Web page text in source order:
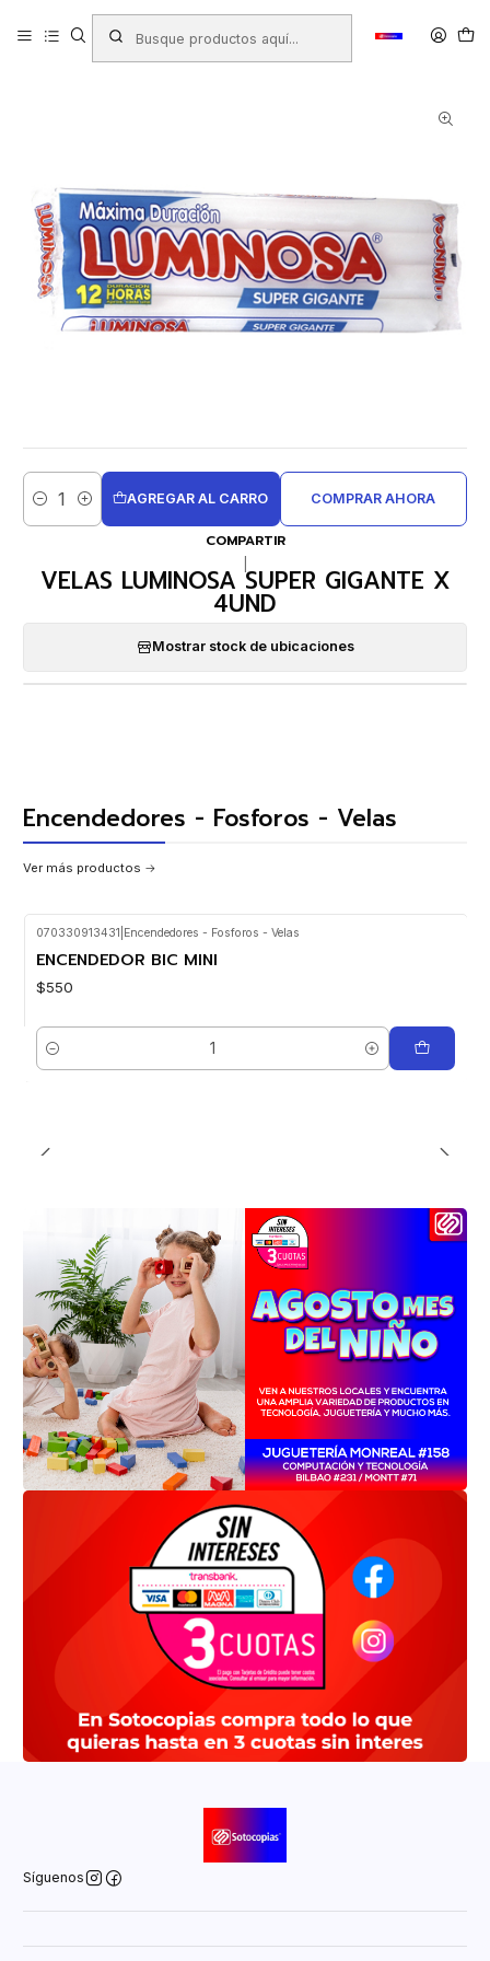
Productos ALMACEN Encendedores - Fosforos - Velas
VELAS LUMINOSA SUPER GIGANTE X 4UND
Cantidad
AGREGAR AL CARRO COMPRAR AHORA
COMPARTIR
VELAS LUMINOSA SUPER GIGANTE X
4UND
Mostrar stock de ubicaciones
Encendedores - Fosforos - Velas
Ver más productos
070330913431 Encendedores - Fosforos - Velas
ENCENDEDOR BIC MINI
$550
Cantidad
Síguenos